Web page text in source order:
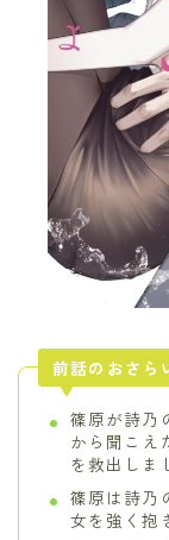
前話のおさら
篠原が詩乃
から聞こえ
を救出しま
篠原は詩乃
女を強く抱